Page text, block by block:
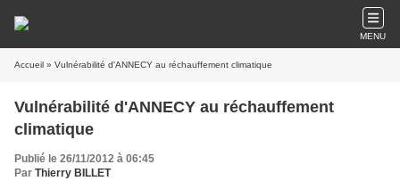
MENU
Accueil » Vulnérabilité d'ANNECY au réchauffement climatique
Vulnérabilité d'ANNECY au réchauffement
climatique
Publié le 26/11/2012 à 06:45
Par Thierry BILLET